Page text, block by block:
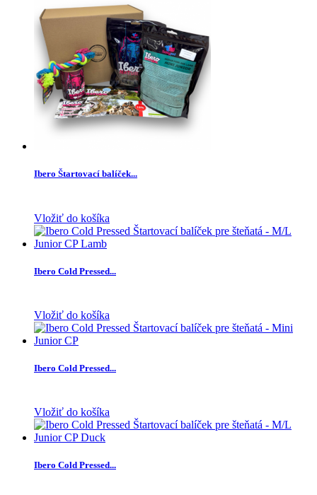
Ibero Štartovací balíček...
Vložiť do košíka
Ibero Cold Pressed...
Vložiť do košíka
Ibero Cold Pressed...
Vložiť do košíka
Ibero Cold Pressed...